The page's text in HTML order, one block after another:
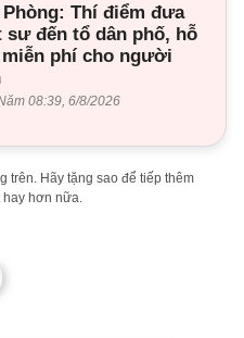
Phòng: Thí điểm đưa
sư đến tổ dân phố, hỗ
phí cho người
08:39, 6/8/2026
trên. Hãy tặng sao để tiếp thêm
hay hơn nữa.